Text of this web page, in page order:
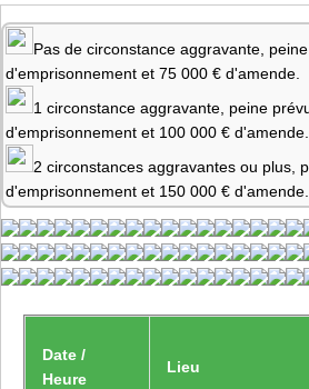
Pas de circonstance aggravante,
d'emprisonnement et 75 000 € d'amende.
1 circonstance aggravante, peine
d'emprisonnement et 100 000 € d'amende.
2 circonstances aggravantes ou plus,
d'emprisonnement et 150 000 € d'amende.
Date /
Heure
Lieu